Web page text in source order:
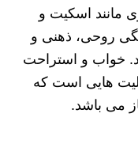
مانند اسکیت و
روحی، ذهنی و
خواب و استراحت
هایی است که
می باشد.